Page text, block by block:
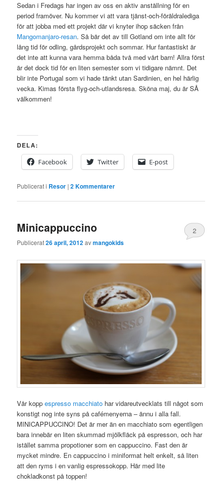
Sedan i Fredags har ingen av oss en aktiv anställning för en
period framöver. Nu kommer vi att vara tjänst-och-föräldralediga
för att jobba med ett projekt där vi knyter ihop säcken från
Mangomanjaro-resan. Så bär det av till Gotland om inte allt för
lång tid för odling, gårdsprojekt och sommar. Hur fantastiskt är
det inte att kunna vara hemma båda två med vårt barn! Allra först
är det dock tid för en liten semester som vi tidigare nämnt. Det
blir inte Portugal som vi hade tänkt utan Sardinien, en hel härlig
vecka. Kimas första flyg-och-utlandsresa. Sköna maj, du är SÅ
välkommen!
DELA:
Facebook
Twitter E-post
Publicerat i Resor |2Kommentarer
Minicappuccino
Publicerat26 april, 2012avmangokids
2
Vår koppespresso macchiato har vidareutvecklats till något som
konstigt nog inte syns på cafémenyerna – ännu i alla fall.
MINICAPPUCCINO! Det är mer än en macchiato som egentligen
bara innebär en liten skummad mjölkfläck på espresson, och har
istället samma propotioner som en cappuccino. Fast den är
mycket mindre. En cappuccino i miniformat helt enkelt, så liten
att den ryms i en vanlig espressokopp. Här med lite
chokladkonst på toppen!